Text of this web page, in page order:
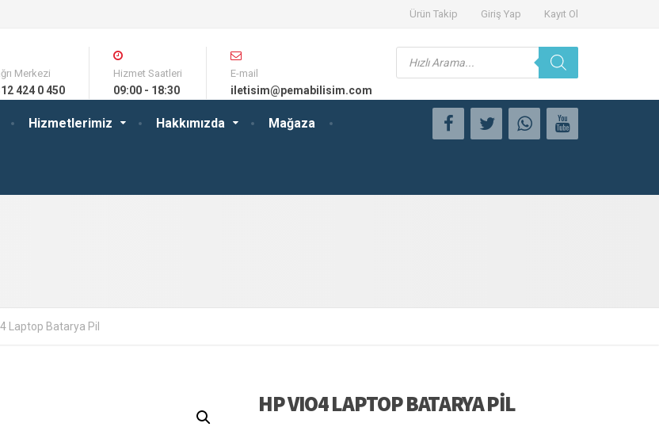
Ürün Takip Giriş Yap Kayıt Ol
Hizmetlerimiz Hakkımızda Mağaza
Merkezi
424 0 450
Hizmet Saatleri
09:00 - 18:30
E-mail
iletisim@pemabilisim.com
Products
search
Laptop Batarya Pil
HP VIO4 LAPTOP BATARYA PIL